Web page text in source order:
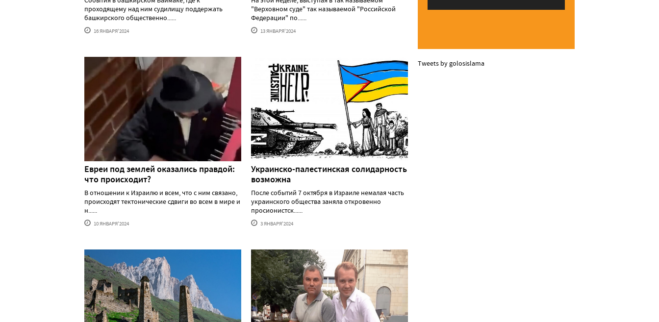
проходящему над ним судилищу поддержать
башкирского общественно......
16 ЯНВАРЯ'2024
"Верховном суде" так называемой "Российской
Федерации" по......
13 ЯНВАРЯ'2024
Евреи под землей оказались правдой:
что происходит?
В отношении к Израилю и всем, что с ним связано,
происходят тектонические сдвиги во всем в мире и
н......
10 ЯНВАРЯ'2024
Украинско-палестинская солидарность
возможна
После событий 7 октября в Израиле немалая часть
украинского общества заняла откровенно
просионистск......
3 ЯНВАРЯ'2024
Tweets by golosislama